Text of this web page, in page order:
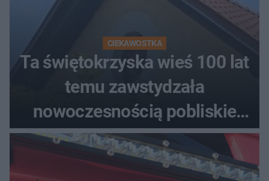
CIEKAWOSTKA
Ta świętokrzyska wieś 100 lat
temu zawstydzała
nowoczesnością pobliskie
miasta. Prąd, telefon i
luksusowa auta